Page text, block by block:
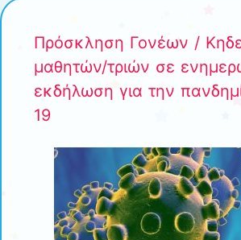
Πρόσκληση Γονέων /
μαθητών/τριών σε
εκδήλωση για την
19